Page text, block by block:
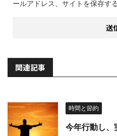
ールアドレス、サイトを保存する
関連記事
時間と節約
今年行動し、